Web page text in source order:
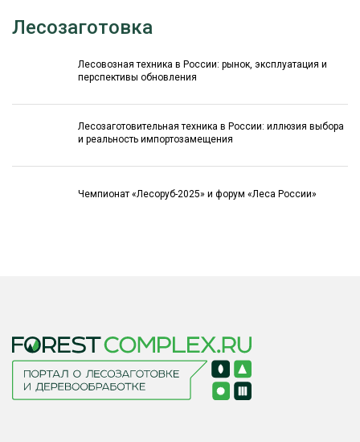
Лесозаготовка
Лесовозная техника в России: рынок, эксплуатация и
перспективы обновления
Лесозаготовительная техника в России: иллюзия выбора
и реальность импортозамещения
Чемпионат «Лесоруб-2025» и форум «Леса России»